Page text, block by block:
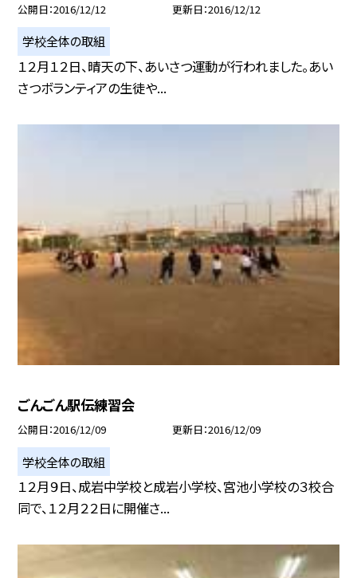
公開日 2016/12/12 更新日 2016/12/12
学校全体の取組
１２月１２日、晴天の下、あいさつ運動が行われました。あい
さつボランティアの生徒や...
ごんごん駅伝練習会
公開日 2016/12/09 更新日 2016/12/09
学校全体の取組
１２月９日、成岩中学校と成岩小学校、宮池小学校の３校合
同で、１２月２２日に開催さ...